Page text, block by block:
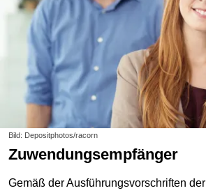
Bild: Depositphotos/racorn
Zuwendungsempfänger
Gemäß der Ausführungsvorschriften der